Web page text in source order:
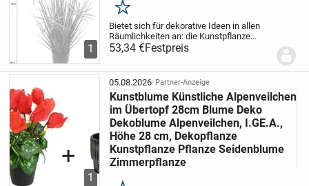
1
Merken
Bietet sich für dekorative Ideen in allen
Räumlichkeiten an: die Kunstpflanze
»Zyperngras im Topf«. Optisch punktet
sie durch eine detailgetreue Nachbildung
53,34 €Festpreis
1
05.08.2026 Partner-Anzeige
Kunstblume Künstliche Alpenveilchen
im Übertopf 28cm Blume Deko
Dekoblume Alpenveilchen, I.GE.A.,
Höhe 28 cm, Dekopflanze
Kunstpflanze Pflanze Seidenblume
Zimmerpflanze